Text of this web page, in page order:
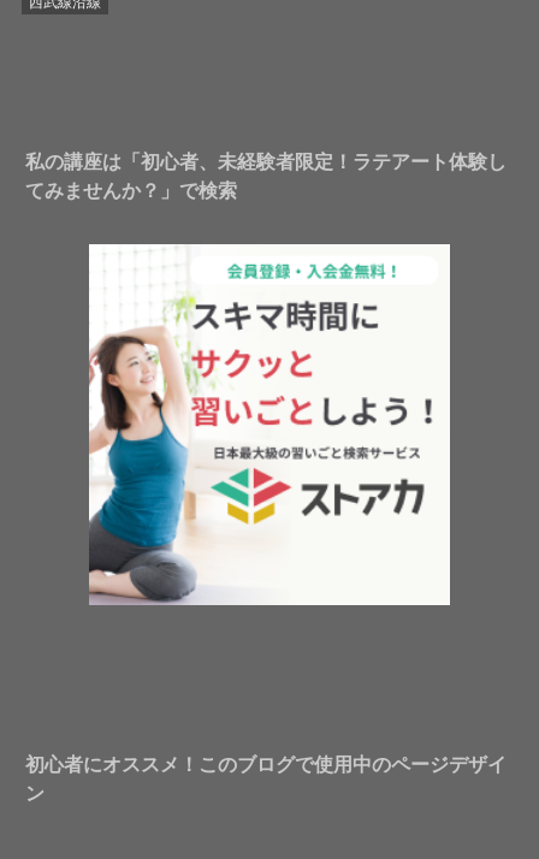
私の講座は「初心者、未経験者限定！ラテアート体験し
てみませんか？」で検索
初心者にオススメ！このブログで使用中のページデザイ
ン